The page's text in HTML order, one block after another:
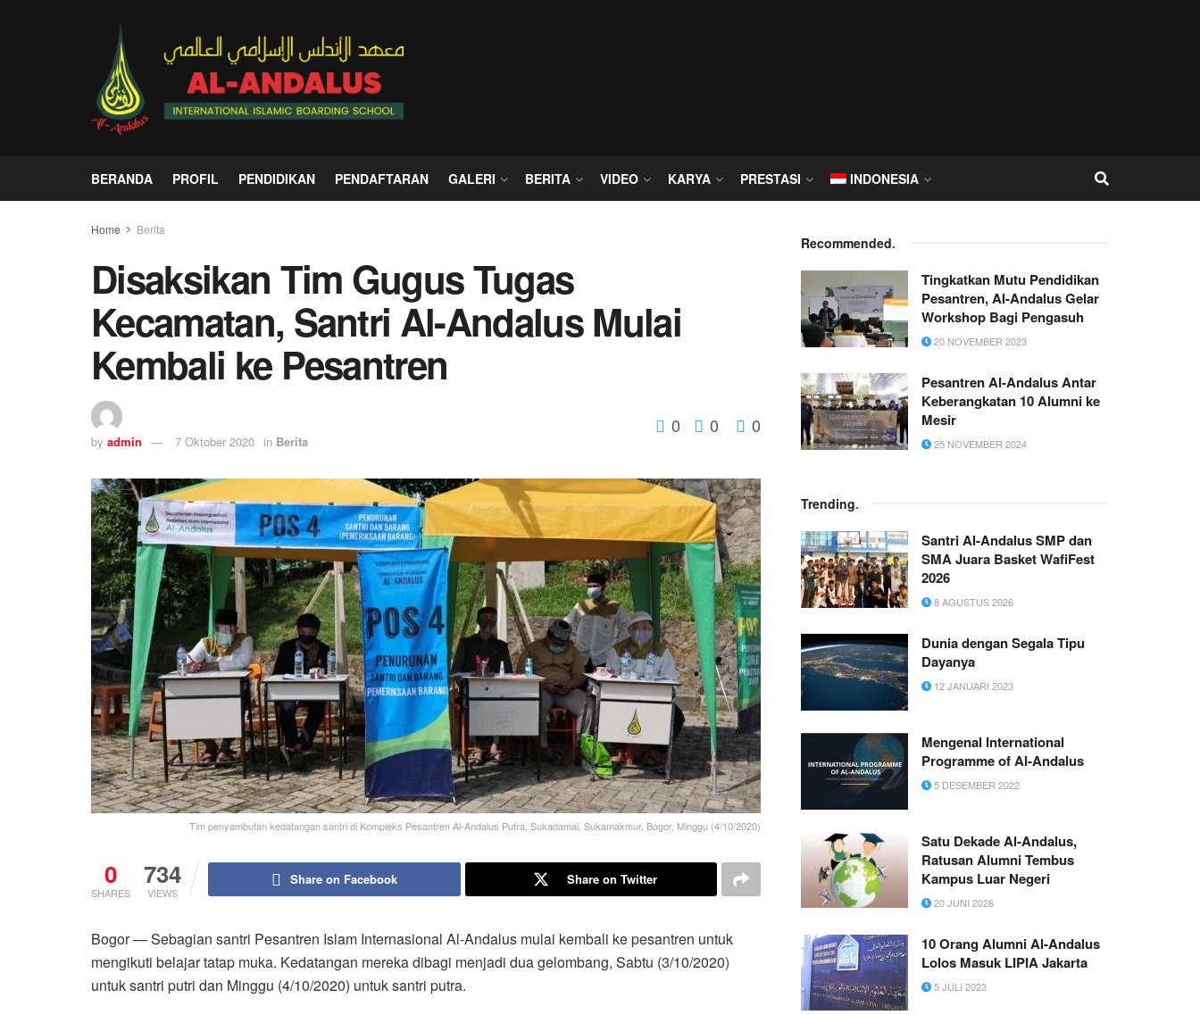
BERANDA PROFIL PENDIDIKAN PENDAFTARAN GALERI BERITA VIDEO KARYA PRESTASI INDONESIA
Home Berita
Disaksikan Tim Gugus Tugas
Kecamatan, Santri Al-Andalus Mulai
Kembali ke Pesantren
by admin 7 Oktober 2020 in Berita
0 0 0
Tim penyambutan kedatangan santri di Kompleks Pesantren Al-Andalus Putra, Sukadamai, Sukamakmur, Bogor, Minggu (4/10/2020)
0
SHARES
734
VIEWS
Share on Facebook Share on Twitter
Bogor — Sebagian santri Pesantren Islam Internasional Al-Andalus mulai kembali ke pesantren untuk
mengikuti belajar tatap muka. Kedatangan mereka dibagi menjadi dua gelombang, Sabtu (3/10/2020)
untuk santri putri dan Minggu (4/10/2020) untuk santri putra.
Recommended.
Tingkatkan Mutu Pendidikan
Pesantren, Al-Andalus Gelar
Workshop Bagi Pengasuh
20 NOVEMBER 2023
Pesantren Al-Andalus Antar
Keberangkatan 10 Alumni ke
Mesir
25 NOVEMBER 2024
Trending.
Santri Al-Andalus SMP dan
SMA Juara Basket WafiFest
2026
8 AGUSTUS 2026
Dunia dengan Segala Tipu
Dayanya
12 JANUARI 2023
Mengenal International
Programme of Al-Andalus
5 DESEMBER 2022
Satu Dekade Al-Andalus,
Ratusan Alumni Tembus
Kampus Luar Negeri
20 JUNI 2026
10 Orang Alumni Al-Andalus
Lolos Masuk LIPIA Jakarta
5 JULI 2023